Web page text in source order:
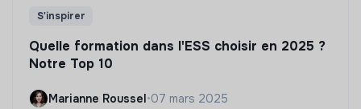
S'inspirer
Quelle formation dans l'ESS choisir en 2025 ?
Notre Top 10
Marianne Roussel•07 mars 2025